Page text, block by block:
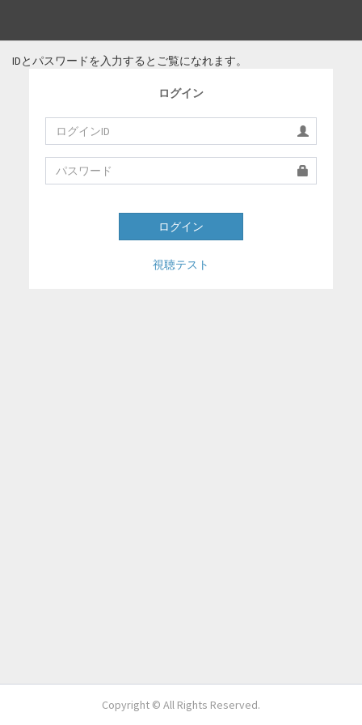
IDとパスワードを入力するとご覧になれます。
ログイン
ログイン
視聴テスト
Copyright © All Rights Reserved.